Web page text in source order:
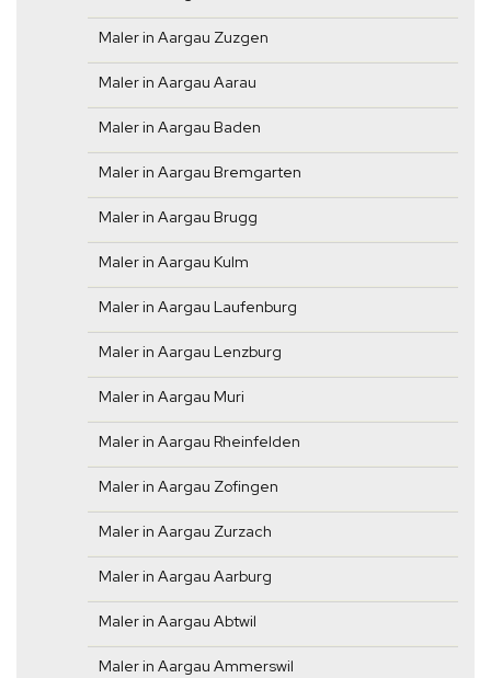
Maler in Aargau Zuzgen
Maler in Aargau Aarau
Maler in Aargau Baden
Maler in Aargau Bremgarten
Maler in Aargau Brugg
Maler in Aargau Kulm
Maler in Aargau Laufenburg
Maler in Aargau Lenzburg
Maler in Aargau Muri
Maler in Aargau Rheinfelden
Maler in Aargau Zofingen
Maler in Aargau Zurzach
Maler in Aargau Aarburg
Maler in Aargau Abtwil
Maler in Aargau Ammerswil